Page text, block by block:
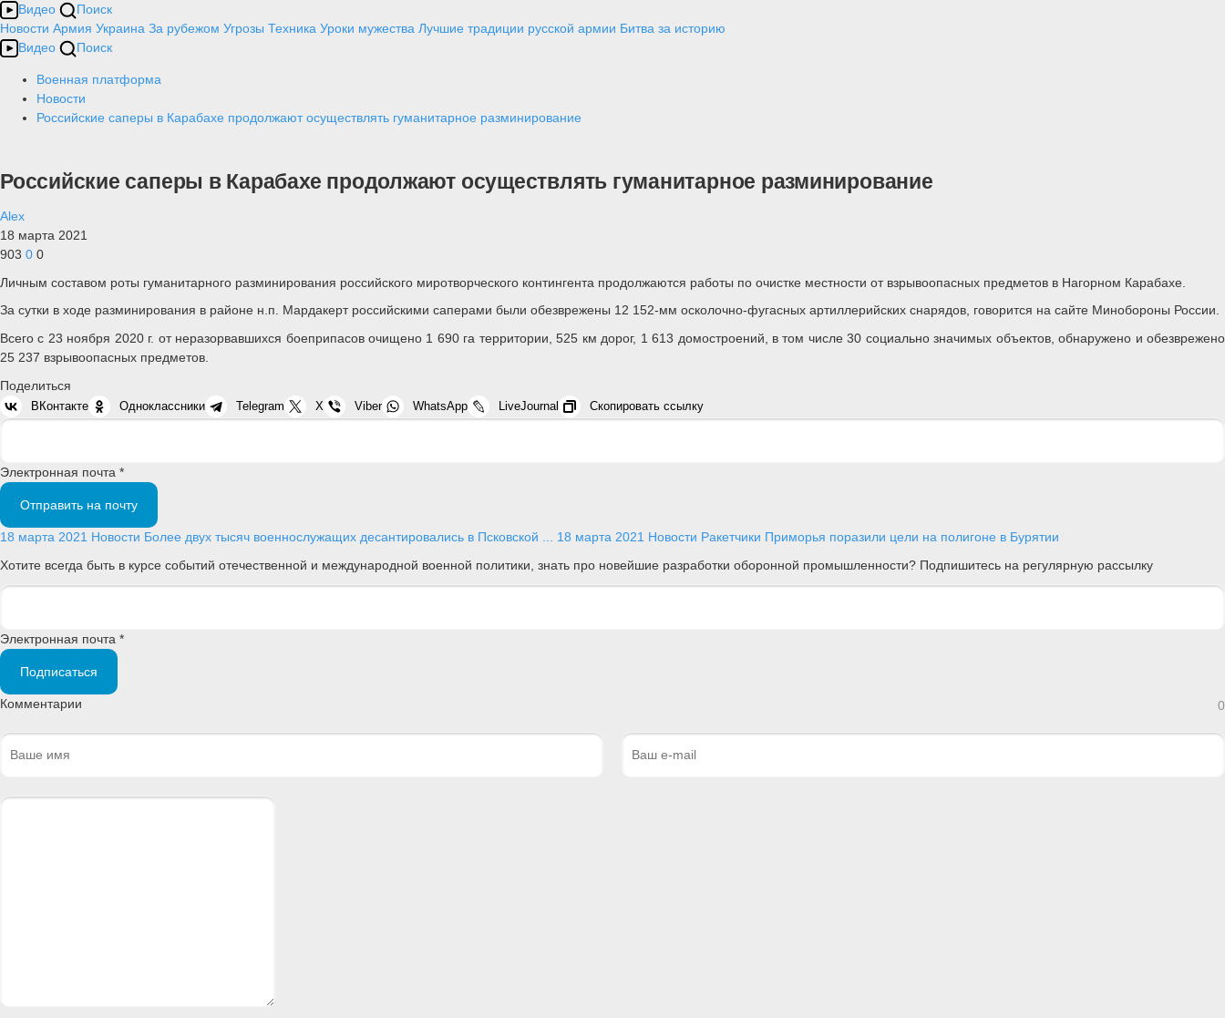
Видео
Поиск
Новости Армия Украина За рубежом Угрозы Техника Уроки мужества Лучшие традиции русской армии Битва за историю
Видео
Поиск
Военная платформа
Новости
Российские саперы в Карабахе продолжают осуществлять гуманитарное разминирование
Российские саперы в Карабахе продолжают осуществлять гуманитарное разминирование
Alex
18 марта 2021
903 0 0
Личным составом роты гуманитарного разминирования российского миротворческого контингента продолжаются работы по очистке местности от взрывоопасных предметов в Нагорном Карабахе.
За сутки в ходе разминирования в районе н.п. Мардакерт российскими саперами были обезврежены 12 152-мм осколочно-фугасных артиллерийских снарядов, говорится на сайте Минобороны России.
Всего с 23 ноября 2020 г. от неразорвавшихся боеприпасов очищено 1 690 га территории, 525 км дорог, 1 613 домостроений, в том числе 30 социально значимых объектов, обнаружено и обезврежено
25 237 взрывоопасных предметов.
Поделиться
ВКонтакте Одноклассники Telegram X Viber WhatsApp LiveJournal Скопировать ссылку
Электронная почта *
Отправить на почту
18 марта 2021 Новости Более двух тысяч военнослужащих десантировались в Псковской ... 18 марта 2021 Новости Ракетчики Приморья поразили цели на полигоне в Бурятии
Хотите всегда быть в курсе событий отечественной и международной военной политики, знать про новейшие разработки оборонной промышленности? Подпишитесь на регулярную рассылку
Электронная почта *
Подписаться
Комментарии 0